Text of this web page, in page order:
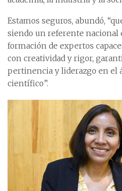
Estamos seguros, abundó,
siendo un referente nacional
formación de expertos
con creatividad y rigor,
pertinencia y liderazgo en el
científico”.